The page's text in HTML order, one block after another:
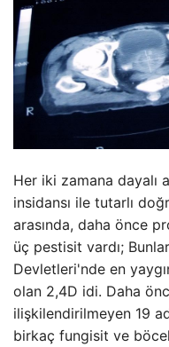
Her iki zamana dayalı
insidansı ile tutarlı
arasında, daha önce
üç pestisit vardı;
Devletleri'nde en
olan 2,4D idi. Daha
ilişkilendirilmeyen 19
birkaç fungisit ve